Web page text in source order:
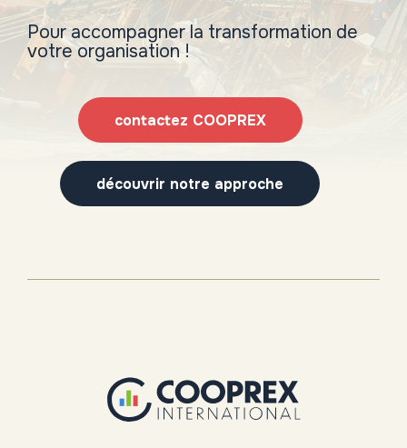
Pour accompagner la transformation de
votre organisation !
contactez COOPREX
découvrir notre approche